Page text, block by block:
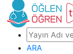
ARA